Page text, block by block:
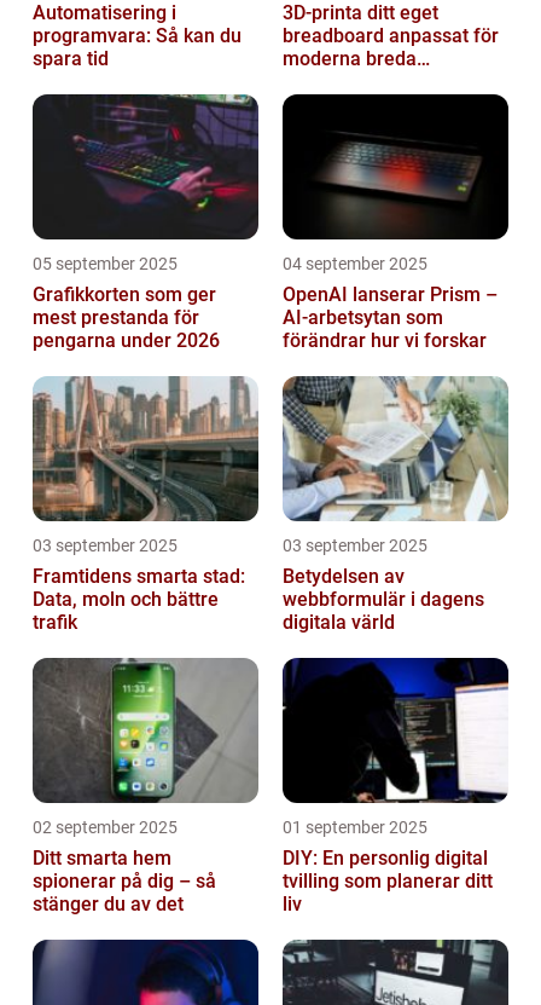
Automatisering i
programvara: Så kan du
spara tid
3D-printa ditt eget
breadboard anpassat för
moderna breda
05 september 2025
Grafikkorten som ger
mest prestanda för
pengarna under 2026
04 september 2025
OpenAI lanserar Prism –
AI-arbetsytan som
förändrar hur vi forskar
03 september 2025
Framtidens smarta stad:
Data, moln och bättre
trafik
03 september 2025
Betydelsen av
webbformulär i dagens
digitala värld
02 september 2025
Ditt smarta hem
spionerar på dig – så
stänger du av det
01 september 2025
DIY: En personlig digital
tvilling som planerar ditt
liv